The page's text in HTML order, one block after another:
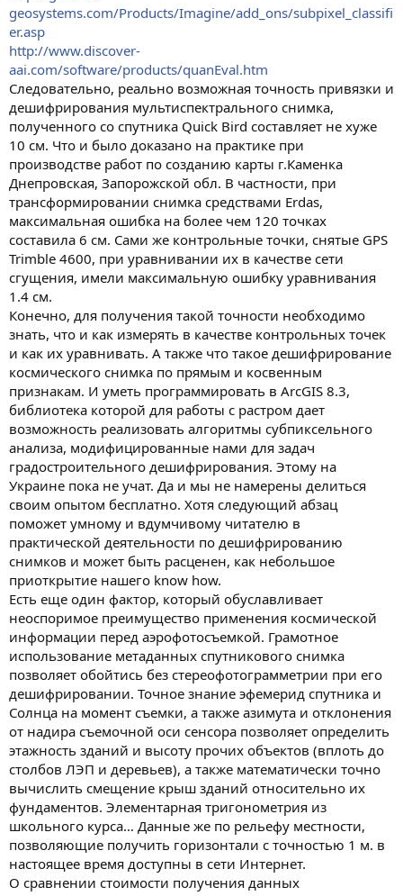
geosystems.com/Products/Imagine/add_ons/subpixel_classifi
er.asp
http://www.discover-
aai.com/software/products/quanEval.htm
Следовательно, реально возможная точность привязки и
дешифрирования мультиспектрального снимка,
полученного со спутника Quick Bird составляет не хуже
10 см. Что и было доказано на практике при
производстве работ по созданию карты г.Каменка
Днепровская, Запорожской обл. В частности, при
трансформировании снимка средствами Erdas,
максимальная ошибка на более чем 120 точках
составила 6 см. Сами же контрольные точки, снятые GPS
Trimble 4600, при уравнивании их в качестве сети
сгущения, имели максимальную ошибку уравнивания
1.4 см.
Конечно, для получения такой точности необходимо
знать, что и как измерять в качестве контрольных точек
и как их уравнивать. А также что такое дешифрирование
космического снимка по прямым и косвенным
признакам. И уметь программировать в ArcGIS 8.3,
библиотека которой для работы с растром дает
возможность реализовать алгоритмы субпиксельного
анализа, модифицированные нами для задач
градостроительного дешифрирования. Этому на
Украине пока не учат. Да и мы не намерены делиться
своим опытом бесплатно. Хотя следующий абзац
поможет умному и вдумчивому читателю в
практической деятельности по дешифрированию
снимков и может быть расценен, как небольшое
приоткрытие нашего know how.
Есть еще один фактор, который обуславливает
неоспоримое преимущество применения космической
информации перед аэрофотосъемкой. Грамотное
использование метаданных спутникового снимка
позволяет обойтись без стереофотограмметрии при его
дешифрировании. Точное знание эфемерид спутника и
Солнца на момент съемки, а также азимута и отклонения
от надира съемочной оси сенсора позволяет определить
этажность зданий и высоту прочих объектов (вплоть до
столбов ЛЭП и деревьев), а также математически точно
вычислить смещение крыш зданий относительно их
фундаментов. Элементарная тригонометрия из
школьного курса… Данные же по рельефу местности,
позволяющие получить горизонтали с точностью 1 м. в
настоящее время доступны в сети Интернет.
О сравнении стоимости получения данных